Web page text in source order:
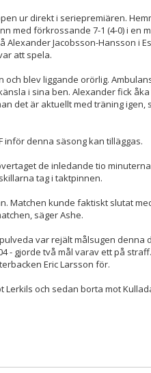
ur direkt i seriepremiären.
med förkrossande 7-1 (4-0) i en
Alexander Jacobsson-Hansson i
att spela.
och blev liggande orörlig.
i sina ben. Alexander fick
det är aktuellt med träning igen,
inför denna säsong kan tilläggas.
de inledande tio
tag i taktpinnen.
Matchen kunde faktiskt slutat
säger Ashe.
var rejält målsugen denna
- gjorde två mål varav ett på
Eric Larsson för.
Lerkils och sedan borta mot